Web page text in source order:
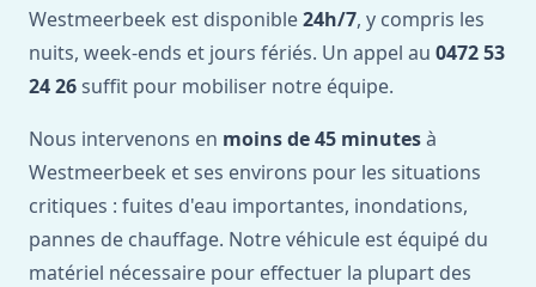
Westmeerbeek est disponible24h/7, y compris les
nuits, week-ends et jours fériés. Un appel au 0472 53
24 26 suffit pour mobiliser notre équipe.
Nous intervenons en moins de 45 minutesà
Westmeerbeek et ses environs pour les situations
critiques : fuites d'eau importantes, inondations,
pannes de chauffage. Notre véhicule est équipé du
matériel nécessaire pour effectuer la plupart des